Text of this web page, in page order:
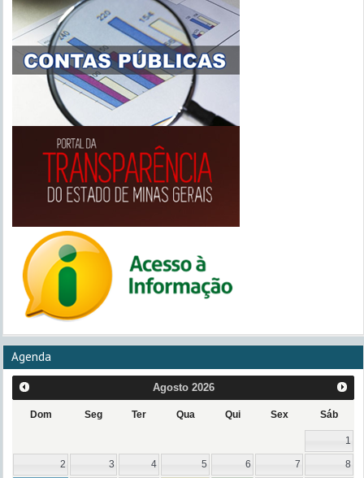
Agenda
Agosto 2026
Dom Seg Ter Qua Qui Sex Sáb
1
2 3 4 5 6 7 8